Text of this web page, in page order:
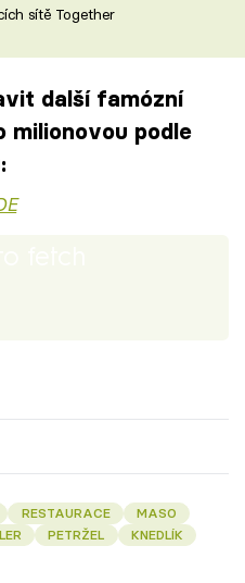
sítě Together
další famózní
podle
fetch
RESTAURACE
MASO
PETRŽEL
KNEDLÍK